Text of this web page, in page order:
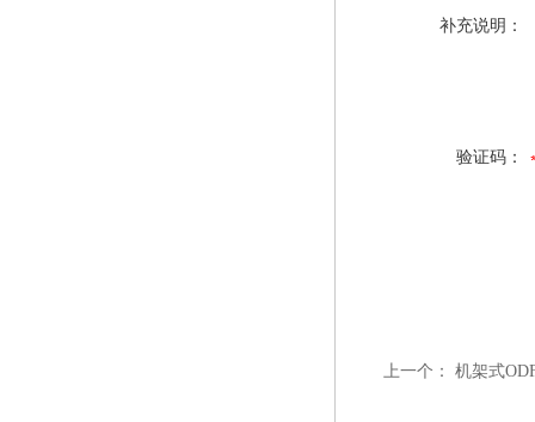
补充说明：
验证码：
上一个： 机架式